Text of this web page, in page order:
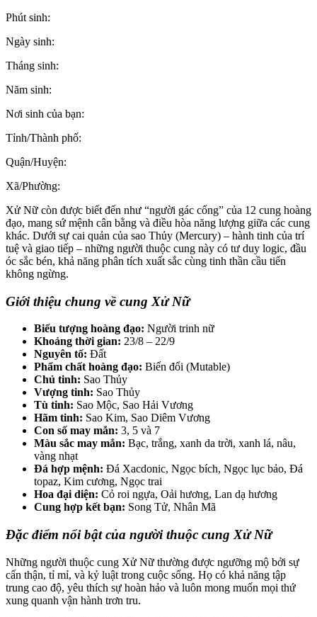
Phút sinh:
Ngày sinh:
Tháng sinh:
Năm sinh:
Nơi sinh của bạn:
Tỉnh/Thành phố:
Quận/Huyện:
Xã/Phường:
Xử Nữ còn được biết đến như “người gác cổng” của 12 cung hoàng
đạo, mang sứ mệnh cân bằng và điều hòa năng lượng giữa các cung
khác. Dưới sự cai quản của sao Thủy (Mercury) – hành tinh của trí
tuệ và giao tiếp – những người thuộc cung này có tư duy logic, đầu
óc sắc bén, khả năng phân tích xuất sắc cùng tinh thần cầu tiến
không ngừng.
Giới thiệu chung về cung Xử Nữ
Biểu tượng hoàng đạo: Người trinh nữ
Khoảng thời gian: 23/8 – 22/9
Nguyên tố: Đất
Phẩm chất hoàng đạo: Biến đổi (Mutable)
Chủ tinh: Sao Thủy
Vượng tinh: Sao Thủy
Tù tinh: Sao Mộc, Sao Hải Vương
Hãm tinh: Sao Kim, Sao Diêm Vương
Con số may mắn: 3, 5 và 7
Màu sắc may mắn: Bạc, trắng, xanh da trời, xanh lá, nâu,
vàng nhạt
Đá hợp mệnh: Đá Xacdonic, Ngọc bích, Ngọc lục bảo, Đá
topaz, Kim cương, Ngọc trai
Hoa đại diện: Cỏ roi ngựa, Oải hương, Lan dạ hương
Cung hợp kết bạn: Song Tử, Nhân Mã
Đặc điểm nổi bật của người thuộc cung Xử Nữ
Những người thuộc cung Xử Nữ thường được ngưỡng mộ bởi sự
cẩn thận, tỉ mỉ, và kỷ luật trong cuộc sống. Họ có khả năng tập
trung cao độ, yêu thích sự hoàn hảo và luôn mong muốn mọi thứ
xung quanh vận hành trơn tru.